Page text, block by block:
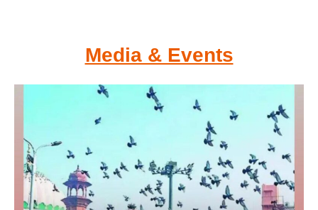
Media & Events